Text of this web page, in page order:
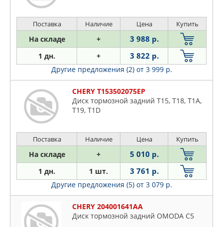
Поставка Наличие Цена Купить
На складе + 3 988 р.
1 дн. + 3 822 р.
Другие предложения (2) от 3 999 р.
CHERY T153502075EP
Диск тормозной задний T15, T18, T1A,
T19, T1D
Поставка Наличие Цена Купить
На складе + 5 010 р.
1 дн. 1 шт. 3 761 р.
Другие предложения (5) от 3 079 р.
CHERY 204001641AA
Диск тормозной задний OMODA C5